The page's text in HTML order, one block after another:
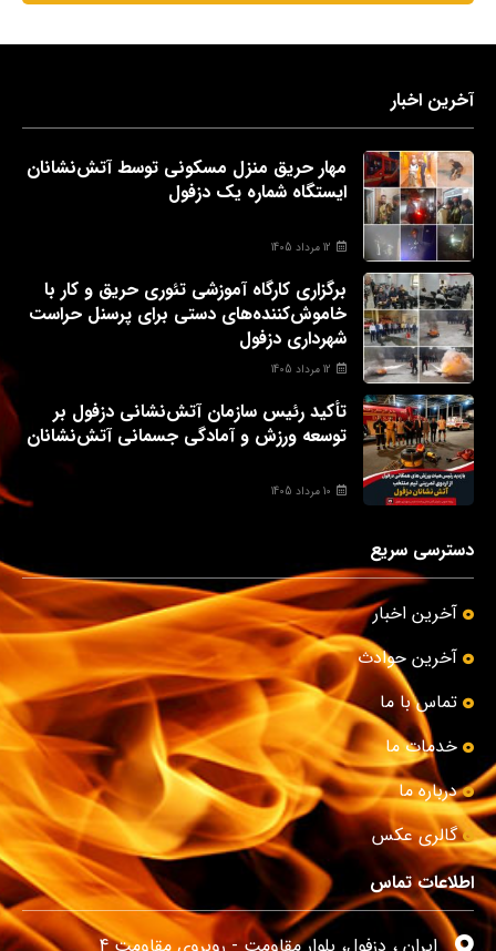
آخرین اخبار
مهار حریق منزل مسکونی توسط آتش‌نشانان
ایستگاه شماره یک دزفول
12 مرداد 1405
برگزاری کارگاه آموزشی تئوری حریق و کار با
خاموش‌کننده‌های دستی برای پرسنل حراست
شهرداری دزفول
12 مرداد 1405
تأکید رئیس سازمان آتش‌نشانی دزفول بر
توسعه ورزش و آمادگی جسمانی آتش‌نشانان
10 مرداد 1405
دسترسی سریع
آخرین اخبار
آخرین حوادث
تماس با ما
خدمات ما
درباره ما
گالری عکس
اطلاعات تماس